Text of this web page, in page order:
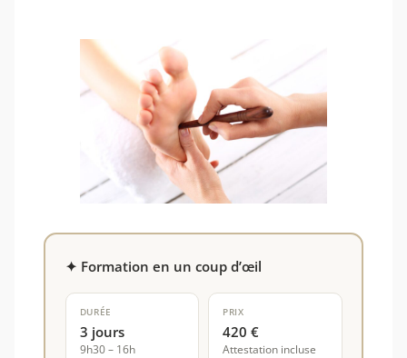
✦ Formation en un coup d’œil
DURÉE
3 jours
9h30 – 16h
PRIX
420 €
Attestation incluse